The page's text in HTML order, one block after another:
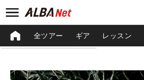
全ツアー ギア レッスン